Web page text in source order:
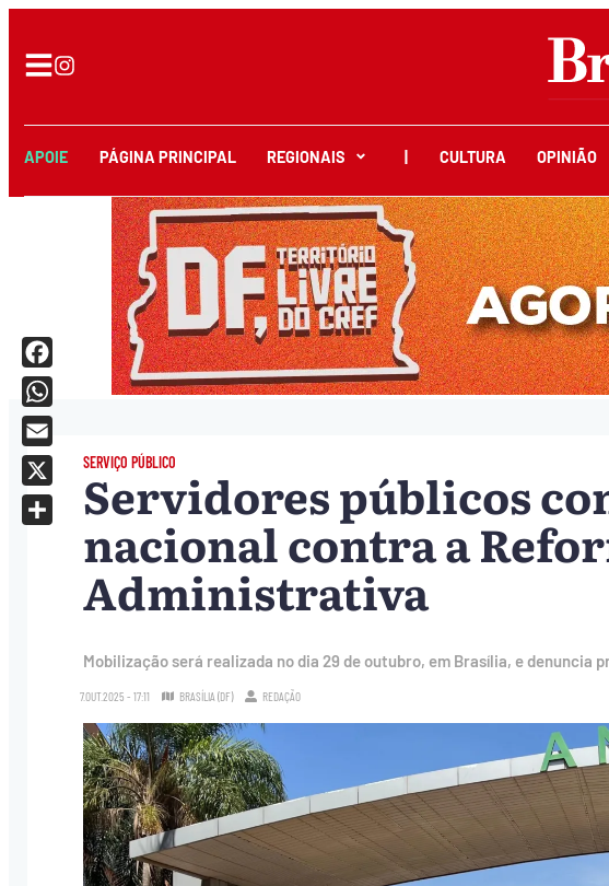
APOIE PÁGINA PRINCIPAL REGIONAIS CULTURA OPINIÃO
SERVIÇO PÚBLICO
Servidores públicos
nacional contra a
Administrativa
Mobilização será realizada no dia 29 de outubro, em Brasília, e denuncia
7.OUT.2025 - 17:11 BRASÍLIA (DF) REDAÇÃO
Facebook
WhatsApp
Email
X